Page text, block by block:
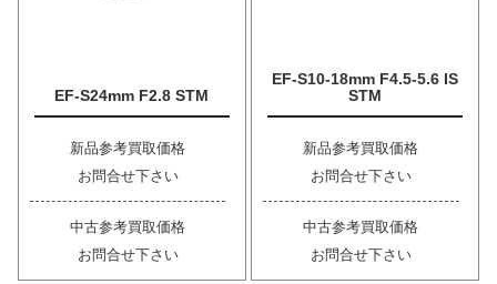
EF-S24mm F2.8 STM
新品参考買取価格
お問合せ下さい
中古参考買取価格
お問合せ下さい
EF-S10-18mm F4.5-5.6 IS
STM
新品参考買取価格
お問合せ下さい
中古参考買取価格
お問合せ下さい